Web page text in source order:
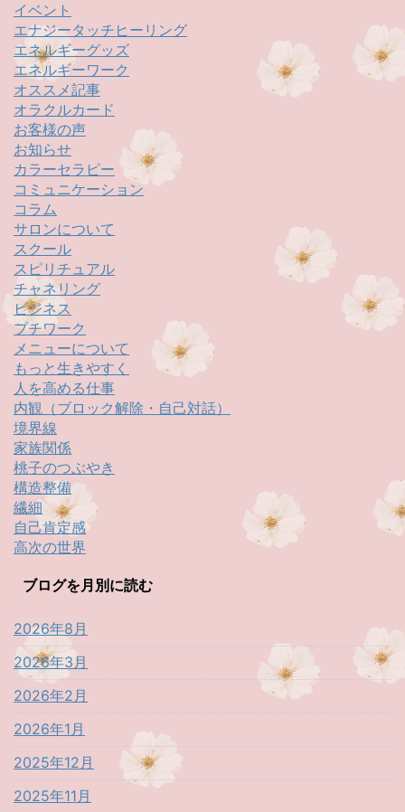
イベント
エナジータッチヒーリング
エネルギーグッズ
エネルギーワーク
オススメ記事
オラクルカード
お客様の声
お知らせ
カラーセラピー
コミュニケーション
コラム
サロンについて
スクール
スピリチュアル
チャネリング
ビジネス
プチワーク
メニューについて
もっと生きやすく
人を高める仕事
内観（ブロック解除・自己対話）
境界線
家族関係
桃子のつぶやき
構造整備
繊細
自己肯定感
高次の世界
ブログを月別に読む
2026年8月
2026年3月
2026年2月
2026年1月
2025年12月
2025年11月